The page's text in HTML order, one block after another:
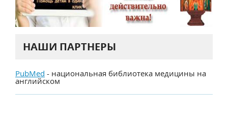
НАШИ ПАРТНЕРЫ
PubMed - национальная библиотека медицины на
английском